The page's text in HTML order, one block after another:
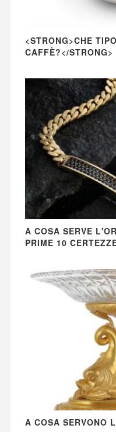
<STRONG>CHE
CAFFÈ?</STRONG>
A COSA SERVE
PRIME 10
A COSA SERVONO